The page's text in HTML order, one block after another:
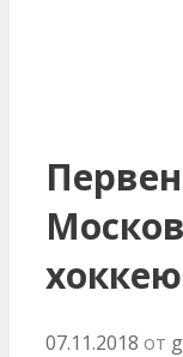
хоккею
07.11.2018 от